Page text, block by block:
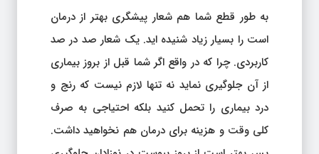
به طور قطع شما هم شعار پیشگری بهتر از درمان
است را بسیار زیاد شنیده اید. یک شعار صد در صد
کاربردی. چرا که در واقع اگر شما قبل از بروز بیماری
از آن جلوگیری نماید نه تنها لازم نیست که رنج و
درد بیماری را تحمل کنید بلکه احتیاجی به صرف
کلی وقت و هزینه برای درمان هم نخواهید داشت.